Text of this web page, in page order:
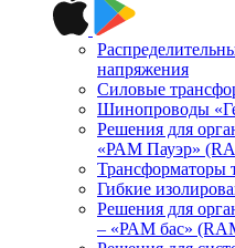
напряжения
Силовые
Шинопроводы
Решения для
«РАМ Пауэр»
Трансформаторы
Гибкие
Решения для
– «РАМ бас»